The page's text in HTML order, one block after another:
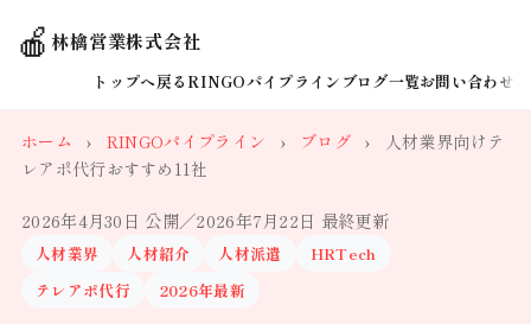
🍎林檎営業株式会社
トップへ戻るRINGOパイプライン ブログ一覧お問い合わせ
ホーム › RINGOパイプライン › ブログ ›
人材業界向けテ
レアポ代行おすすめ11社
2026年4月30日 公開／2026年7月22日 最終更新
人材業界 人材紹介 人材派遣
HRTech
テレアポ代行
2026年最新